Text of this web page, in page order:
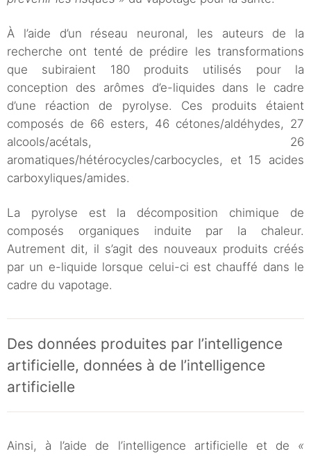
À l’aide d’un réseau neuronal, les auteurs de la
recherche ont tenté de prédire les transformations
que subiraient 180 produits utilisés pour la
conception des arômes d’e-liquides dans le cadre
d’une réaction de pyrolyse. Ces produits étaient
composés de 66 esters, 46 cétones/aldéhydes, 27
alcools/acétals, 26
aromatiques/hétérocycles/carbocycles, et 15 acides
carboxyliques/amides.
La pyrolyse est la décomposition chimique de
composés organiques induite par la chaleur.
Autrement dit, il s’agit des nouveaux produits créés
par un e-liquide lorsque celui-ci est chauffé dans le
cadre du vapotage.
Des données produites par l’intelligence
artificielle, données à de l’intelligence
artificielle
Ainsi, à l’aide de l’intelligence artificielle et de «